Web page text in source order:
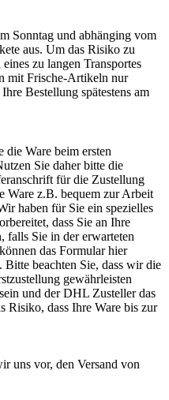
Sonntag und abhänging vom
aus. Um das Risiko zu
zu langen Transportes
mit Frische-Artikeln nur
Bestellung spätestens am
die Ware beim ersten
Sie daher bitte die
für die Zustellung
Ware z.B. bequem zur Arbeit
haben für Sie ein spezielles
dass Sie an Ihre
falls Sie in der erwarteten
das Formular hier
Bitte beachten Sie, dass wir die
gewährleisten
und der DHL Zusteller das
Risiko, dass Ihre Ware bis zur
uns vor, den Versand von